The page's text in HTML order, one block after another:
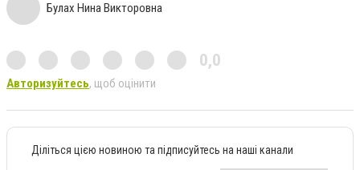
Булах Нина Викторовна
0,0
Авторизуйтесь, щоб оцінити
Діліться цією новиною та підписуйтесь на наші канали